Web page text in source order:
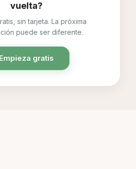
vuelta?
sin tarjeta. La próxima
puede ser diferente.
Empieza gratis